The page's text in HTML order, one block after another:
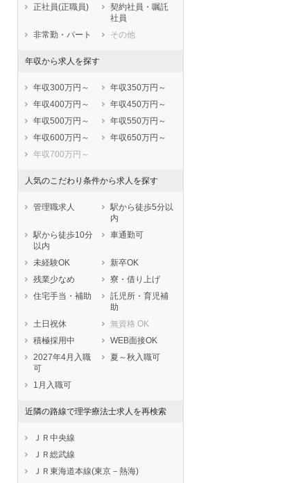
正社員(正職員)
契約社員・嘱託
社員
非常勤・パート
その他
年収から求人を探す
年収300万円～
年収350万円～
年収400万円～
年収450万円～
年収500万円～
年収550万円～
年収600万円～
年収650万円～
年収700万円～
人気のこだわり条件から求人を探す
管理職求人
駅から徒歩5分以
内
駅から徒歩10分
以内
車通勤可
未経験OK
新卒OK
残業少なめ
寮・借り上げ
住宅手当・補助
託児所・育児補
助
土日祝休
無資格 OK
積極採用中
WEB面接OK
2027年4月入職
可
夏～秋入職可
1月入職可
近隣の路線で理学療法士求人を再検索
ＪＲ中央線
ＪＲ総武線
ＪＲ東海道本線(東京－熱海)